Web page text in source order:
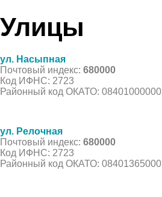
Улицы
ул. Насыпная
Почтовый индекс: 680000
Код ИФНС: 2723
Районный код ОКАТО: 08401000000
ул. Релочная
Почтовый индекс: 680000
Код ИФНС: 2723
Районный код ОКАТО: 08401365000